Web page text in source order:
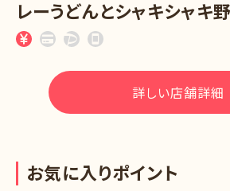
レーうどんとシャキシャキ
詳しい店舗詳細
お気に入りポイント